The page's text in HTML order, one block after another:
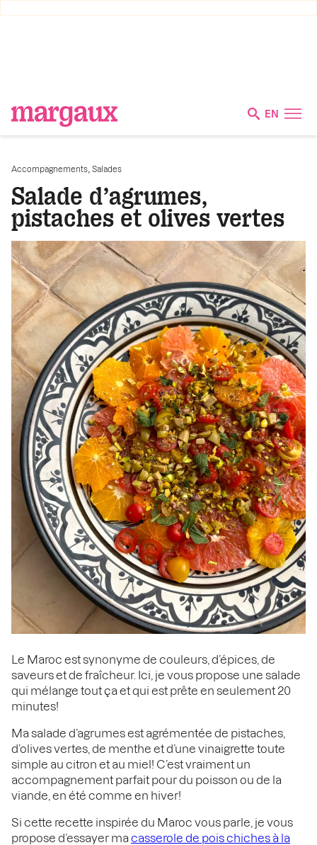
EN
Accompagnements Salades
Salade d’agrumes,
pistaches et olives vertes
Le Maroc est synonyme de couleurs, d’épices, de
saveurs et de fraîcheur. Ici, je vous propose une salade
qui mélange tout ça et qui est prête en seulement 20
minutes!
Ma salade d’agrumes est agrémentée de pistaches,
d’olives vertes, de menthe et d’une vinaigrette toute
simple au citron et au miel! C’est vraiment un
accompagnement parfait pour du poisson ou de la
viande, en été comme en hiver!
Si cette recette inspirée du Maroc vous parle, je vous
propose d’essayer ma casserole de pois chiches à la